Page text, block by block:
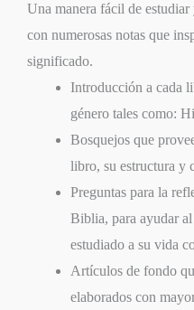
Una manera fácil de
con numerosas notas que
significado.
Introducción a cada
género tales como:
Bosquejos que
libro, su estructura y
Preguntas para la
Biblia, para ayudar
estudiado a su vida
Artículos de fondo
elaborados con